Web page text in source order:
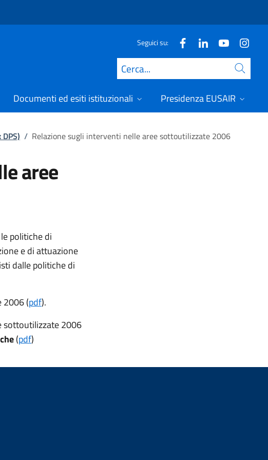
Seguici su:
Cerca
Documenti ed esiti istituzionali Presidenza EUSAIR
/ Relazione sugli interventi nelle aree sottoutilizzate 2006
aree
politiche di
e di attuazione
dalle politiche di
2006 (pdf).
sottoutilizzate 2006
(pdf)